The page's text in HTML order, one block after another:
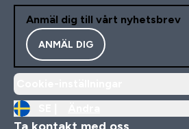
Anmäl dig till vårt nyhetsbrev
ANMÄL DIG
Ta kontakt med oss